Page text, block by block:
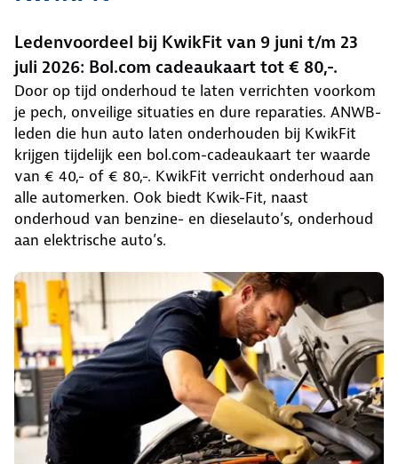
Ledenvoordeel bij KwikFit van 9 juni t/m 23
juli 2026: Bol.com cadeaukaart tot € 80,-.
Door op tijd onderhoud te laten verrichten voorkom
je pech, onveilige situaties en dure reparaties. ANWB-
leden die hun auto laten onderhouden bij KwikFit
krijgen tijdelijk een bol.com-cadeaukaart ter waarde
van € 40,- of € 80,-. KwikFit verricht onderhoud aan
alle automerken. Ook biedt Kwik-Fit, naast
onderhoud van benzine- en dieselauto’s, onderhoud
aan elektrische auto’s.